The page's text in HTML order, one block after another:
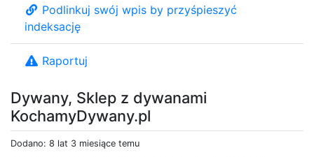
Dywany, Sklep z dywanami
KochamyDywany.pl
Dodano: 8 lat 3 miesiące temu
Podlinkuj swój wpis by przyśpieszyć
indeksację
Raportuj